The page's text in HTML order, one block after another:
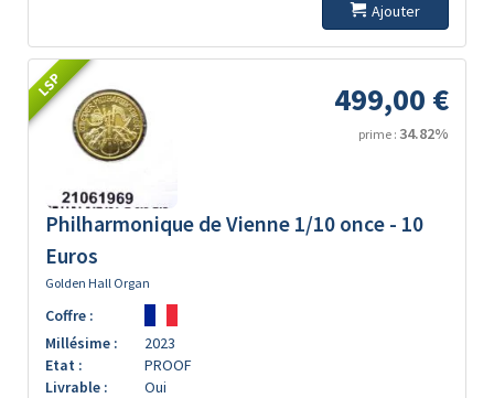
Ajouter
LSP 499,00 €
prime : 34.82%
Philharmonique de Vienne 1/10 once - 10
Euros
Golden Hall Organ
Coffre :
Millésime :
2023
Etat :
PROOF
Livrable :
Oui